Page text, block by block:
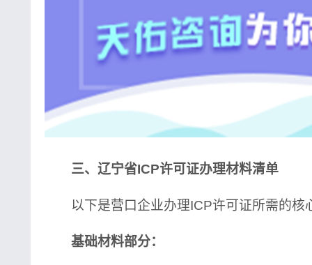
三、辽宁省ICP许可证办理材料清单
以下是营口企业办理ICP许可证所需的核
基础材料部分：